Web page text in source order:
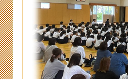
お掃除大作戦
2014年1月30日
「はぐくみ